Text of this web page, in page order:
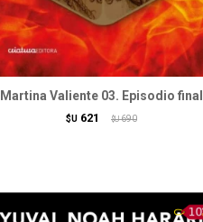
Martina Valiente 03. Episodio final
$U 621 $U 690